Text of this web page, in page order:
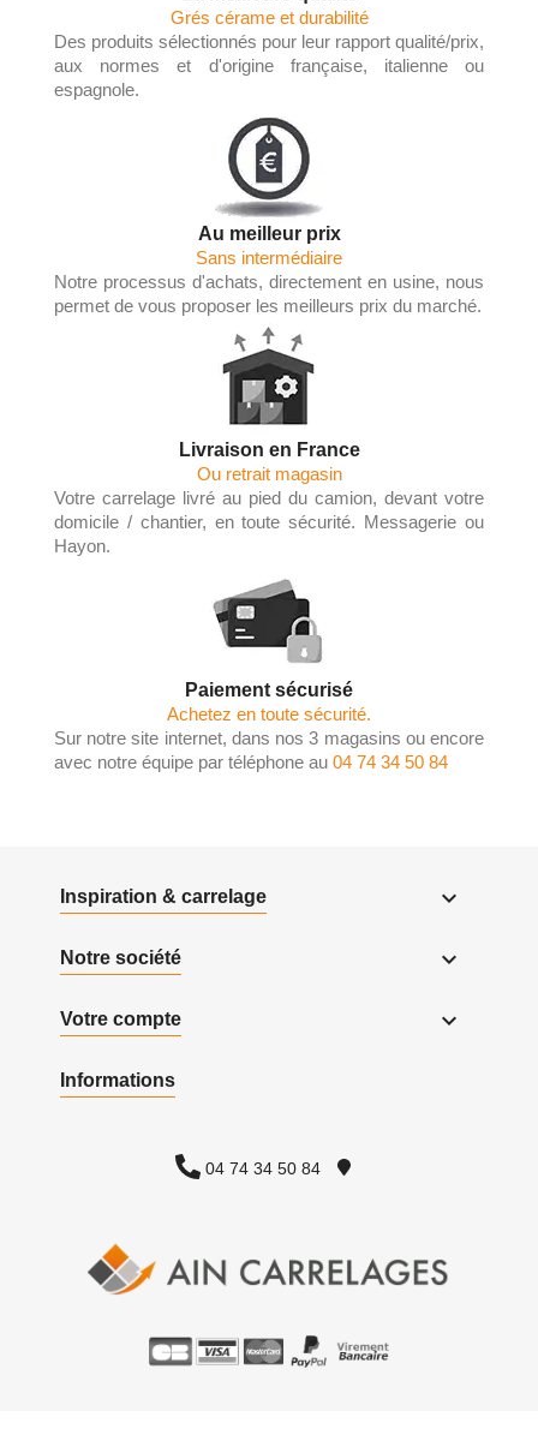
Grés cérame et durabilité
Des produits sélectionnés pour leur rapport qualité/prix,
aux normes et d'origine française, italienne ou
espagnole.
Au meilleur prix
Sans intermédiaire
Notre processus d'achats, directement en usine, nous
permet de vous proposer les meilleurs prix du marché.
Livraison en France
Ou retrait magasin
Votre carrelage livré au pied du camion, devant votre
domicile / chantier, en toute sécurité. Messagerie ou
Hayon.
Paiement sécurisé
Achetez en toute sécurité.
Sur notre site internet, dans nos 3 magasins ou encore
avec notre équipe par téléphone au 04 74 34 50 84
Inspiration & carrelage 
Notre société 
Votre compte 
Informations
04 74 34 50 84